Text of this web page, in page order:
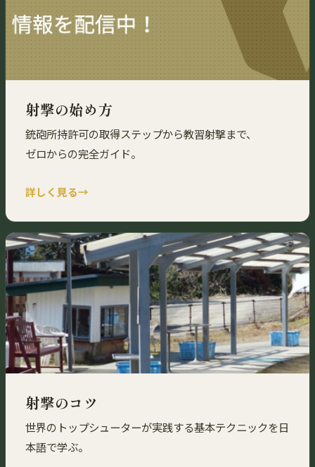
射撃の始め方
銃砲所持許可の取得ステップから教習射撃まで、
ゼロからの完全ガイド。
詳しく見る
射撃のコツ
世界のトップシューターが実践する基本テクニックを日
本語で学ぶ。